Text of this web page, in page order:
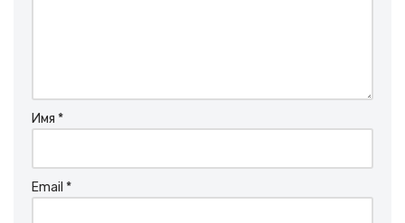
Имя *
Email *